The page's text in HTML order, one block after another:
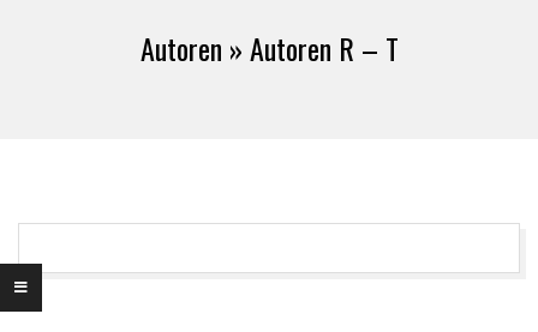
Autoren »Autoren R – T
2017-